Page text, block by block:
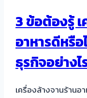
3 ข้อต้องรู้
อาหารดีหรื
ธุรกิจอย่างไ
เครื่องล้างจานร้านอ